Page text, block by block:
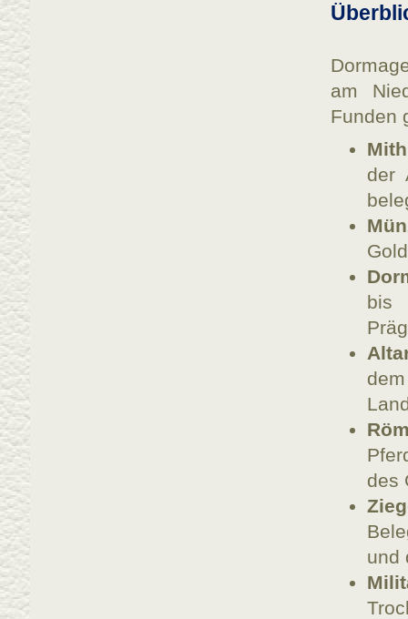
am
Funden
der
bis
des
und